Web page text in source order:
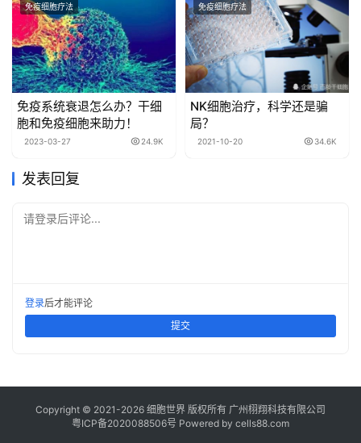
免疫细胞疗法
免疫系统衰退怎么办？干细
胞和免疫细胞来助力！
2023-03-27 24.9K
免疫细胞疗法
NK细胞治疗，科学还是骗
局？
2021-10-20 34.6K
发表回复
请登录后评论...
登录后才能评论
提交
Copyright © 2021-2026 细胞世界 版权所有 广州栩翔科技有限公司
粤ICP备2020088506号 Powered by cells88.com